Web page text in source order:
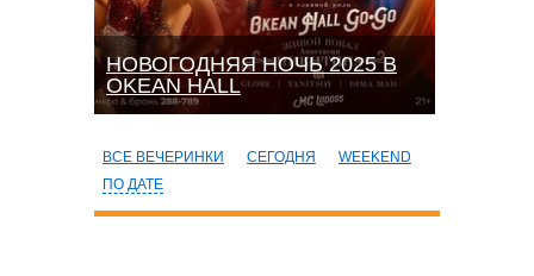
НОВОГОДНЯЯ НОЧЬ 2025 В
OKEАN HALL
ВСЕ ВЕЧЕРИНКИ СЕГОДНЯ
WEEKEND
ПО ДАТЕ